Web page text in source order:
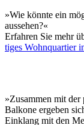
»Wie könnte ein
aussehen?«
Erfahren Sie mehr
tiges Wohnquartier
»Zusammen mit der
Balkone ergeben
Einklang mit den